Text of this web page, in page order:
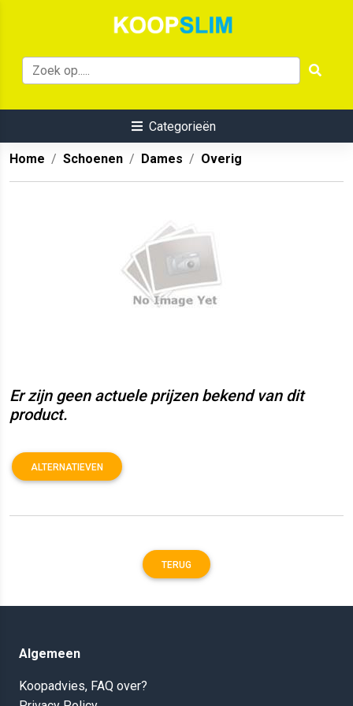
Categorieën
Home Schoenen Dames Overig
Er zijn geen actuele prijzen bekend van dit
product.
ALTERNATIEVEN
TERUG
Algemeen
Koopadvies, FAQ over?